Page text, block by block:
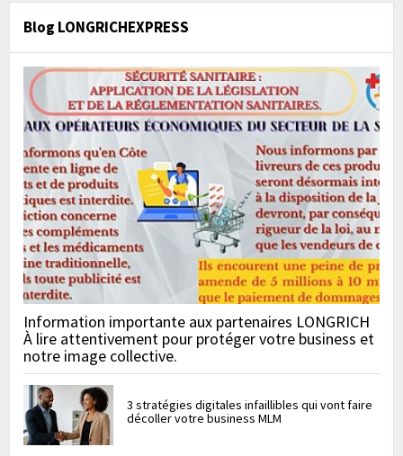
Blog LONGRICHEXPRESS
Information importante aux partenaires LONGRICH
À lire attentivement pour protéger votre business et
notre image collective.
3 stratégies digitales infaillibles qui vont faire
décoller votre business MLM